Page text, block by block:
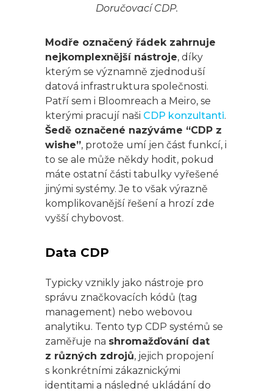
Doručovací CDP.
Modře označený řádek zahrnuje
nejkomplexnější nástroje, díky
kterým se významně zjednoduší
datová infrastruktura společnosti.
Patří sem i Bloomreach a Meiro, se
kterými pracují naši CDP konzultanti.
Šedě označené nazýváme “CDP z
wishe”, protože umí jen část funkcí, i
to se ale může někdy hodit, pokud
máte ostatní části tabulky vyřešené
jinými systémy. Je to však výrazně
komplikovanější řešení a hrozí zde
vyšší chybovost.
Data CDP
Typicky vznikly jako nástroje pro
správu značkovacích kódů (tag
management) nebo webovou
analytiku. Tento typ CDP systémů se
zaměřuje na shromažďování dat
z různých zdrojů, jejich propojení
s konkrétními zákaznickými
identitami a následné ukládání do